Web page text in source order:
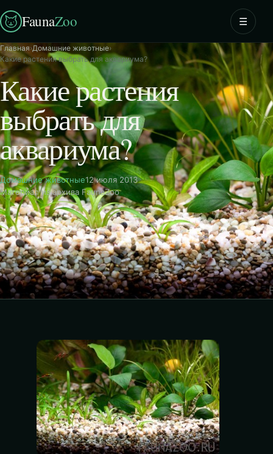
FaunaZoo ☰
Главная›Домашние животные›
Какие растения выбрать для аквариума?
Какие растения
выбрать для
аквариума?
Домашние животные12 июля 2013
Материал из архива FaunaZoo